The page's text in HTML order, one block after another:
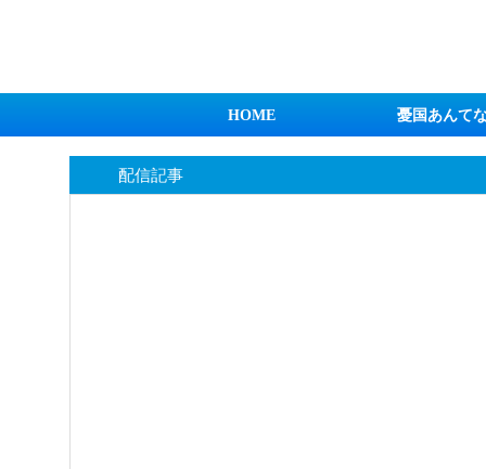
HOME 憂国あんて
配信記事